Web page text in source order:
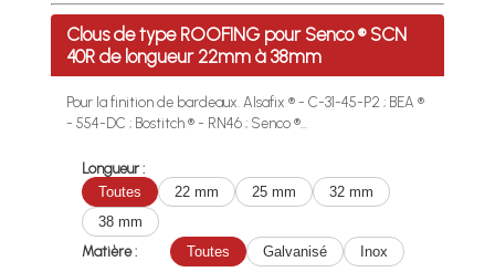
Profitez des Frais de port offerts en France
Clous de type ROOFING pour Senco ® SCN
40R de longueur 22mm à 38mm
Pour la finition de bardeaux. Alsafix ® - C-31-45-P2 ; BEA ®
- 554-DC ; Bostitch ® - RN46 ; Senco ®...
Longueur :
Toutes
22 mm 25 mm
32 mm
38 mm
Matière :
Toutes Galvanisé Inox